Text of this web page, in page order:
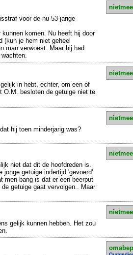
voor de nu 53-jarige
komen. Nu heeft hij door
(kun je hem niet geheel
man verwoest. Maar hij had
in hebt, echter, om een of
O.M. besloten de getuige niet te
hij toen minderjarig was?
niet dat dit de hoofdreden is.
jonge getuige indertijd 'gevoerd'
men bang is dat er een beerput
getuige gaat vervolgen.. Maar
gelijk kunnen hebben. Het zou
omabep